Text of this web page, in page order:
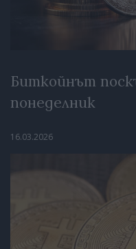
Биткойнът
понеделник
16.03.2026